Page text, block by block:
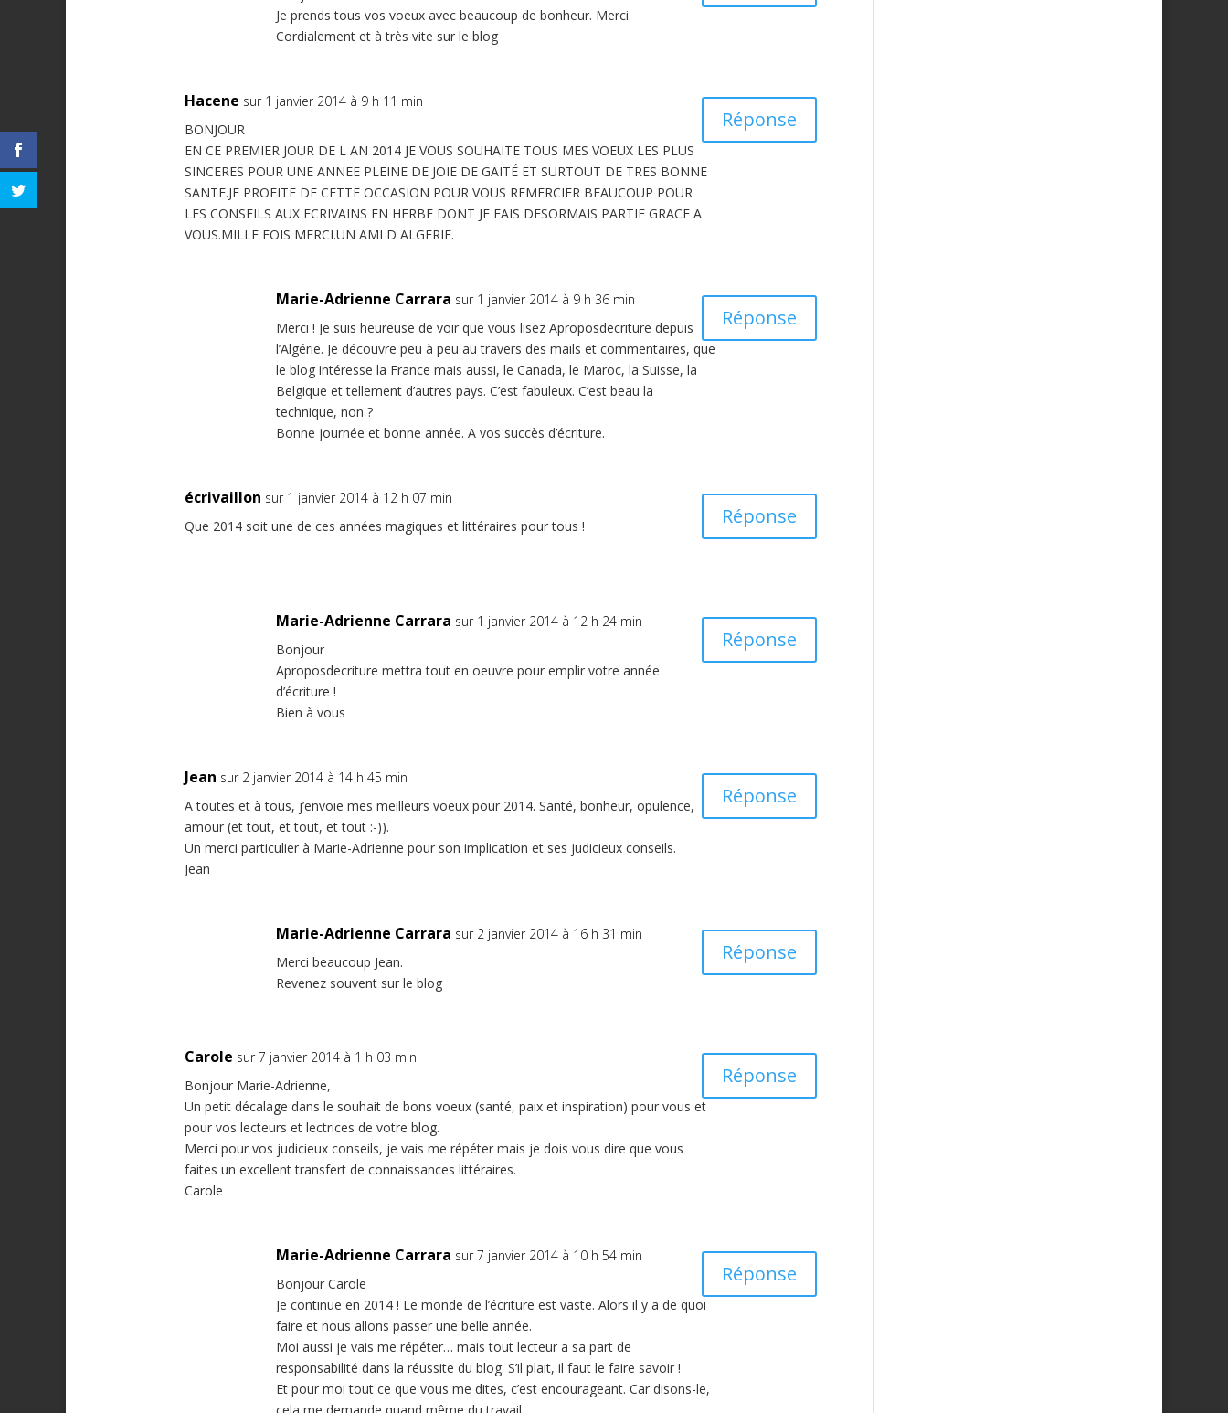
Je prends tous vos voeux avec beaucoup de bonheur. Merci.
Cordialement et à très vite sur le blog
Hacene sur 1 janvier 2014 à 9 h 11 min
BONJOUR
EN CE PREMIER JOUR DE L AN 2014 JE VOUS SOUHAITE TOUS MES VOEUX LES PLUS
SINCERES POUR UNE ANNEE PLEINE DE JOIE DE GAITÉ ET SURTOUT DE TRES BONNE
SANTE.JE PROFITE DE CETTE OCCASION POUR VOUS REMERCIER BEAUCOUP POUR
LES CONSEILS AUX ECRIVAINS EN HERBE DONT JE FAIS DESORMAIS PARTIE GRACE A
VOUS.MILLE FOIS MERCI.UN AMI D ALGERIE.
Réponse
Marie-Adrienne Carrara sur 1 janvier 2014 à 9 h 36 min
Merci ! Je suis heureuse de voir que vous lisez Aproposdecriture depuis
l’Algérie. Je découvre peu à peu au travers des mails et commentaires, que
le blog intéresse la France mais aussi, le Canada, le Maroc, la Suisse, la
Belgique et tellement d’autres pays. C’est fabuleux. C’est beau la
technique, non ?
Bonne journée et bonne année. A vos succès d’écriture.
Réponse
écrivaillon sur 1 janvier 2014 à 12 h 07 min
Que 2014 soit une de ces années magiques et littéraires pour tous !
Réponse
Marie-Adrienne Carrara sur 1 janvier 2014 à 12 h 24 min
Bonjour
Aproposdecriture mettra tout en oeuvre pour emplir votre année
d’écriture !
Bien à vous
Réponse
Jean sur 2 janvier 2014 à 14 h 45 min
A toutes et à tous, j’envoie mes meilleurs voeux pour 2014. Santé, bonheur, opulence,
amour (et tout, et tout, et tout :-)).
Un merci particulier à Marie-Adrienne pour son implication et ses judicieux conseils.
Jean
Réponse
Marie-Adrienne Carrara sur 2 janvier 2014 à 16 h 31 min
Merci beaucoup Jean.
Revenez souvent sur le blog
Réponse
Carole sur 7 janvier 2014 à 1 h 03 min
Bonjour Marie-Adrienne,
Un petit décalage dans le souhait de bons voeux (santé, paix et inspiration) pour vous et
pour vos lecteurs et lectrices de votre blog.
Merci pour vos judicieux conseils, je vais me répéter mais je dois vous dire que vous
faites un excellent transfert de connaissances littéraires.
Carole
Réponse
Marie-Adrienne Carrara sur 7 janvier 2014 à 10 h 54 min
Bonjour Carole
Je continue en 2014 ! Le monde de l’écriture est vaste. Alors il y a de quoi
faire et nous allons passer une belle année.
Moi aussi je vais me répéter… mais tout lecteur a sa part de
responsabilité dans la réussite du blog. S’il plait, il faut le faire savoir !
Et pour moi tout ce que vous me dites, c’est encourageant. Car disons-le,
Réponse